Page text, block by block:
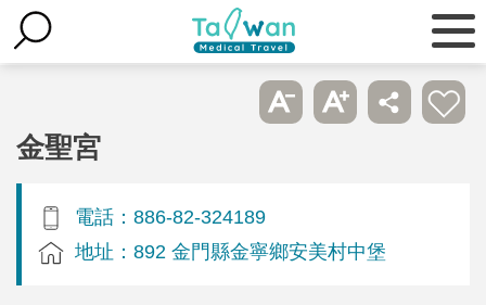
金聖宮
電話：886-82-324189
地址：892 金門縣金寧鄉安美村中堡